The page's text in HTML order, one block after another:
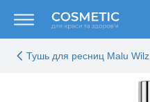
Тушь для ресниц Malu Wilz